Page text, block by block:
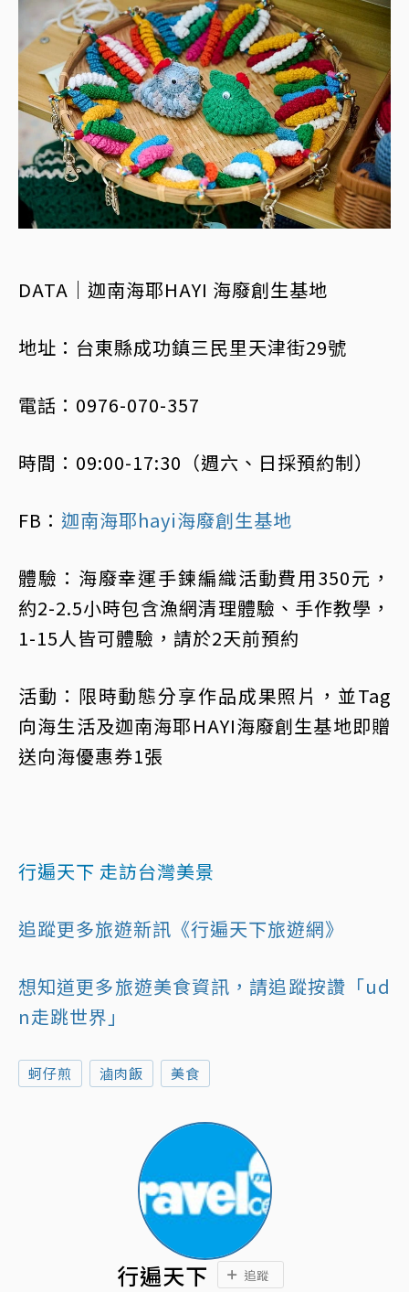
DATA｜迦南海耶HAYI 海廢創生基地
地址：台東縣成功鎮三民里天津街29號
電話：0976-070-357
時間：09:00-17:30（週六、日採預約制）
FB： 迦南海耶hayi海廢創生基地
體驗：海廢幸運手鍊編織活動費用350元，
約2-2.5小時包含漁網清理體驗、手作教學，
1-15人皆可體驗，請於2天前預約
活動：限時動態分享作品成果照片，並Tag
向海生活及迦南海耶HAYI海廢創生基地即贈
送向海優惠券1張
行遍天下 走訪台灣美景
追蹤更多旅遊新訊《行遍天下旅遊網》
想知道更多旅遊美食資訊，請追蹤按讚「ud
n走跳世界」
蚵仔煎 滷肉飯 美食
行遍天下 追蹤